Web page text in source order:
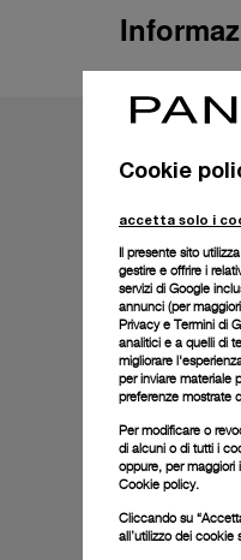
Cookie
accetta solo i
Il presente sito
gestire e offrire i
servizi di Google
annunci (per
Privacy e Termini di
analitici e a quelli di
migliorare
per inviare materiale
preferenze mostrate
Per modificare o
di alcuni o di tutti i
oppure, per maggiori
Cookie policy.
Cliccando su
all’utilizzo dei cookie